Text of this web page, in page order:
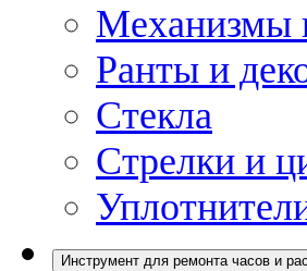
Механизмы
Ранты и
Стекла
Стрелки и
Инструмент для ремонта часов и